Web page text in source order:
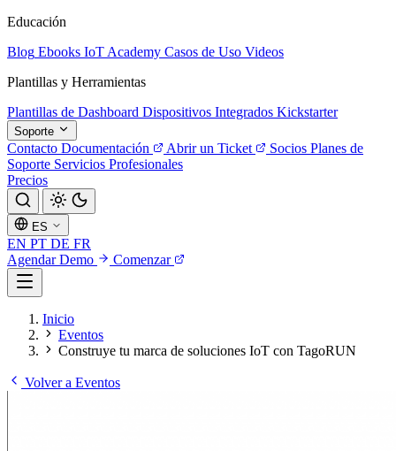
Educación
Blog Ebooks IoT Academy Casos de Uso Videos
Plantillas y Herramientas
Plantillas de Dashboard Dispositivos Integrados Kickstarter
Soporte
Contacto Documentación Abrir un Ticket Socios Planes de
Soporte Servicios Profesionales
Precios
ES
EN PT DE FR
Agendar Demo
Comenzar
Inicio
Eventos
Construye tu marca de soluciones IoT con TagoRUN
Volver a Eventos